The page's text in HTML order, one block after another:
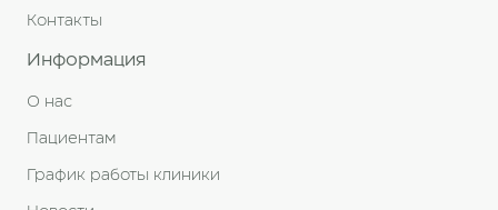
Информация
О нас
Пациентам
График работы клиники
Контакты